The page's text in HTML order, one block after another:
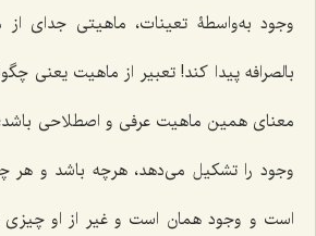
وجود به‌واسطۀ تعینات، ماهیتی جدای
بالصرافه پیدا کند! تعبیر از ماهیت یعنی
معنای همین ماهیت عرفی و اصطلاحی
وجود را تشکیل می‌دهد، هرچه باشد و
است و وجود همان است و غیر از او